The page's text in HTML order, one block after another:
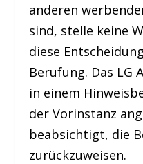
anderen
sind, stelle keine
diese
Berufung. Das LG
in einem
der Vorinstanz
beabsichtigt, die
zurückzuweisen.